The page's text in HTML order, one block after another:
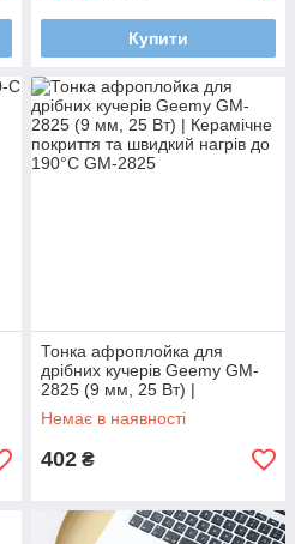
Купити
Тонка афроплойка для
дрібних кучерів Geemy GM-
2825 (9 мм, 25 Вт) |
Керамічне покриття та
швидкий нагрів до 190°C
Немає в наявності
402 ₴